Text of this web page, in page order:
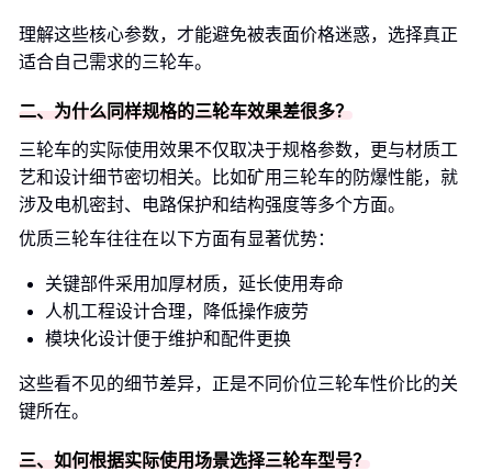
理解这些核心参数，才能避免被表面价格迷惑，选择真正
适合自己需求的三轮车。
二、为什么同样规格的三轮车效果差很多？
三轮车的实际使用效果不仅取决于规格参数，更与材质工
艺和设计细节密切相关。比如矿用三轮车的防爆性能，就
涉及电机密封、电路保护和结构强度等多个方面。
优质三轮车往往在以下方面有显著优势：
关键部件采用加厚材质，延长使用寿命
人机工程设计合理，降低操作疲劳
模块化设计便于维护和配件更换
这些看不见的细节差异，正是不同价位三轮车性价比的关
键所在。
三、如何根据实际使用场景选择三轮车型号？